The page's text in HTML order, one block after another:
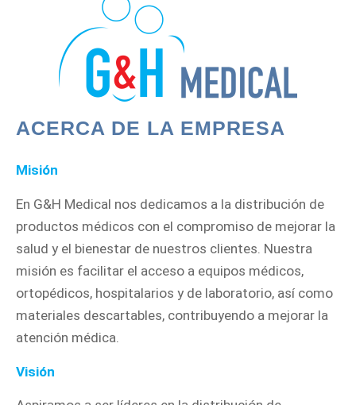
ACERCA DE LA EMPRESA
Misión
En G&H Medical nos dedicamos a la distribución de
productos médicos con el compromiso de mejorar la
salud y el bienestar de nuestros clientes. Nuestra
misión es facilitar el acceso a equipos médicos,
ortopédicos, hospitalarios y de laboratorio, así como
materiales descartables, contribuyendo a mejorar la
atención médica.
Visión